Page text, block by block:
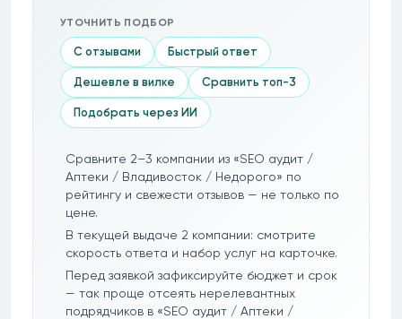
УТОЧНИТЬ ПОДБОР
С отзывами Быстрый ответ
Дешевле в вилке Сравнить топ-3
Подобрать через ИИ
Сравните 2–3 компании из «SEO аудит /
Аптеки / Владивосток / Недорого» по
рейтингу и свежести отзывов — не только по
цене.
В текущей выдаче 2 компании: смотрите
скорость ответа и набор услуг на карточке.
Перед заявкой зафиксируйте бюджет и срок
— так проще отсеять нерелевантных
подрядчиков в «SEO аудит / Аптеки /